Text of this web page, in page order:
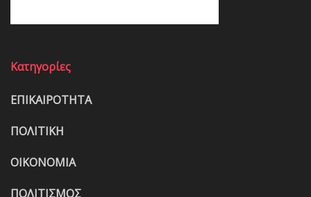
Κατηγορίες
ΕΠΙΚΑΙΡΟΤΗΤΑ
ΠΟΛΙΤΙΚΗ
ΟΙΚΟΝΟΜΙΑ
ΠΟΛΙΤΙΣΜΟΣ